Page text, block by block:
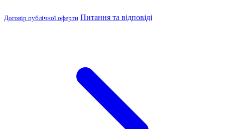
Договір публічної оферти Питання та відповіді